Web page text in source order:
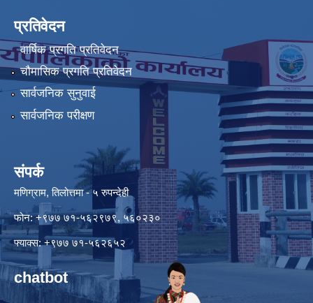
प्रतिवेदन
वार्षिक प्रगति प्रतिवेदन
चौमासिक प्रगति प्रतिवेदन
सार्वजनिक सुनुवाई
सार्वजनिक परीक्षण
संपर्क
मणिग्राम, तिलोत्तमा - ५ रुपन्देही
फोन: +९७७ ७१-५६२९७९, ५६०२३०
फ्याक्स: +९७७ ७१-५६२६५२
chatbot